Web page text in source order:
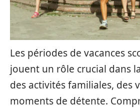
Les périodes de vacances
jouent un rôle crucial dans
des activités familiales, des
moments de détente.